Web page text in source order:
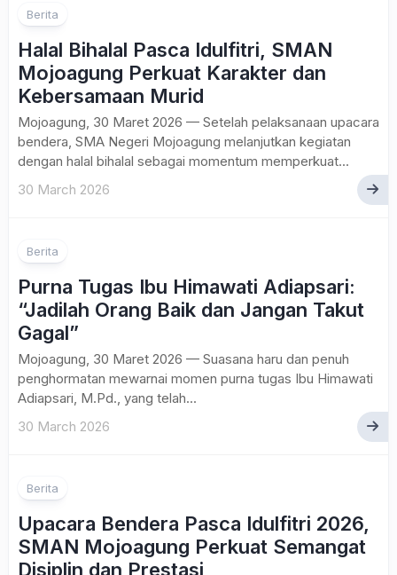
Berita
Halal Bihalal Pasca Idulfitri, SMAN
Mojoagung Perkuat Karakter dan
Kebersamaan Murid
Mojoagung, 30 Maret 2026 — Setelah pelaksanaan upacara
bendera, SMA Negeri Mojoagung melanjutkan kegiatan
dengan halal bihalal sebagai momentum memperkuat...
30 March 2026
Berita
Purna Tugas Ibu Himawati Adiapsari:
“Jadilah Orang Baik dan Jangan Takut
Gagal”
Mojoagung, 30 Maret 2026 — Suasana haru dan penuh
penghormatan mewarnai momen purna tugas Ibu Himawati
Adiapsari, M.Pd., yang telah...
30 March 2026
Berita
Upacara Bendera Pasca Idulfitri 2026,
SMAN Mojoagung Perkuat Semangat
Disiplin dan Prestasi